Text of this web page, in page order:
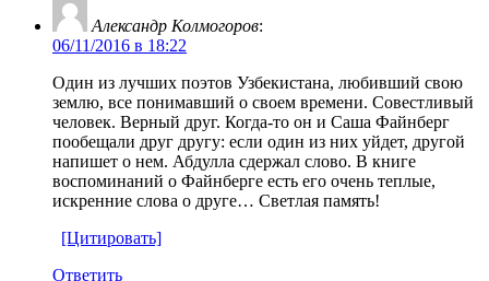
Александр Колмогоров:
06/11/2016 в 18:22
Один из лучших поэтов Узбекистана, любивший свою
землю, все понимавший о своем времени. Совестливый
человек. Верный друг. Когда-то он и Саша Файнберг
пообещали друг другу: если один из них уйдет, другой
напишет о нем. Абдулла сдержал слово. В книге
воспоминаний о Файнберге есть его очень теплые,
искренние слова о друге… Светлая память!
[Цитировать]
Ответить